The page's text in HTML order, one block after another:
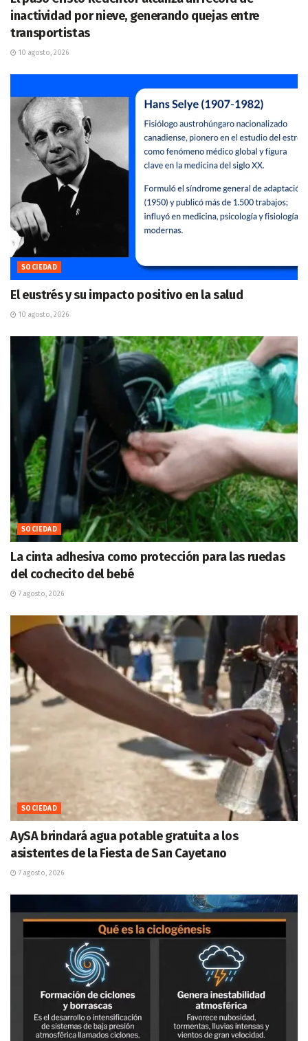
inactividad por nieve, generando quejas entre
transportistas
10 agosto, 2026
SOCIEDAD
El eustrés y su impacto positivo en la salud
10 agosto, 2026
SOCIEDAD
La cinta adhesiva como protección para las ruedas
del cochecito del bebé
7 agosto, 2026
SOCIEDAD
AySA brindará agua potable gratuita a los
asistentes de la Fiesta de San Cayetano
7 agosto, 2026